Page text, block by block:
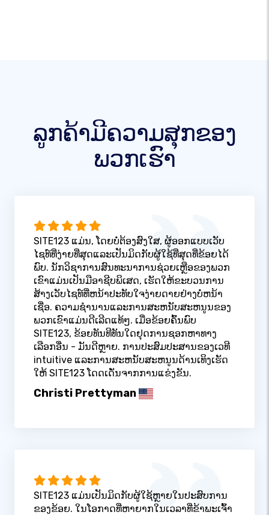
ລູກຄ້າມີຄວາມສຸກຂອງ
ພວກເຮົາ
SITE123 ແມ່ນ, ໂດຍບໍ່ຕ້ອງສົງໃສ, ຜູ້ອອກແບບເວັບ
ໄຊທ໌ທີ່ງ່າຍທີ່ສຸດແລະເປັນມິດກັບຜູ້ໃຊ້ທີ່ສຸດທີ່ຂ້ອຍໄດ້
ພົບ. ນັກວິຊາການສົນທະນາການຊ່ວຍເຫຼືອຂອງພວກ
ເຂົາແມ່ນເປັນມືອາຊີບພິເສດ, ເຮັດໃຫ້ຂະບວນການ
ສ້າງເວັບໄຊທ໌ທີ່ຫນ້າປະທັບໃຈງ່າຍດາຍຢ່າງບໍ່ຫນ້າ
ເຊື່ອ. ຄວາມຊໍານານແລະການສະຫນັບສະຫນູນຂອງ
ພວກເຂົາແມ່ນດີເລີດແທ້ໆ. ເມື່ອຂ້ອຍຄົ້ນພົບ
SITE123, ຂ້ອຍທັນທີທັນໃດຢຸດການຊອກຫາທາງ
ເລືອກອື່ນ - ມັນດີຫຼາຍ. ການປະສົມປະສານຂອງເວທີ
intuitive ແລະການສະຫນັບສະຫນູນດ້ານເທິງເຮັດ
ໃຫ້ SITE123 ໂດດເດັ່ນຈາກການແຂ່ງຂັນ.
Christi Prettyman
SITE123 ແມ່ນເປັນມິດກັບຜູ້ໃຊ້ຫຼາຍໃນປະສົບການ
ຂອງຂ້ອຍ. ໃນໂອກາດທີ່ຫາຍາກໃນເວລາທີ່ຂ້າພະເຈົ້າ